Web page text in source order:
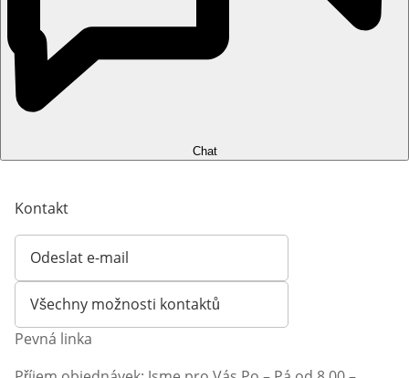
Chat
Kontakt
Odeslat e-mail
Otevírá e-mailového klienta
Všechny možnosti kontaktů
Pevná linka